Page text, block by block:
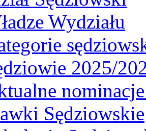
Wydziału
2025/
Sędziowskie